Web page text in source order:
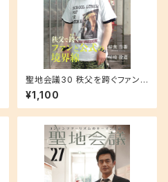
聖地会議30 秩父を跨ぐファンと
公式の境界線
¥1,100